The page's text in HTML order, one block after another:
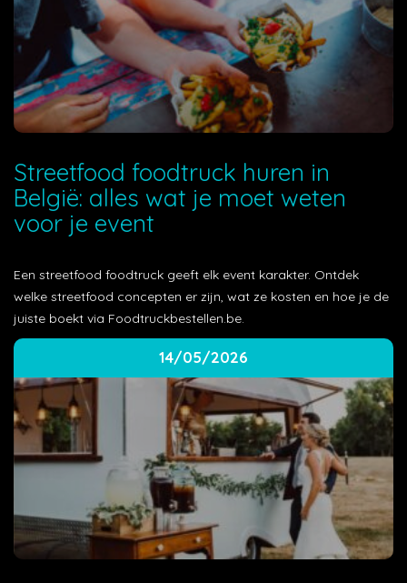
Streetfood foodtruck huren in
België: alles wat je moet weten
voor je event
Een streetfood foodtruck geeft elk event karakter. Ontdek
welke streetfood concepten er zijn, wat ze kosten en hoe je de
juiste boekt via Foodtruckbestellen.be.
14/05/2026